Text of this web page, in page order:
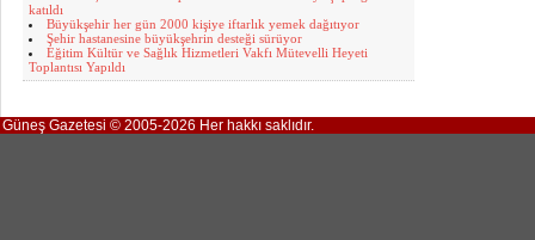
katıldı
Büyükşehir her gün 2000 kişiye iftarlık yemek dağıtıyor
Şehir hastanesine büyükşehrin desteği sürüyor
Eğitim Kültür ve Sağlık Hizmetleri Vakfı Mütevelli Heyeti
Toplantısı Yapıldı
Güneş Gazetesi © 2005-2026 Her hakkı saklıdır.